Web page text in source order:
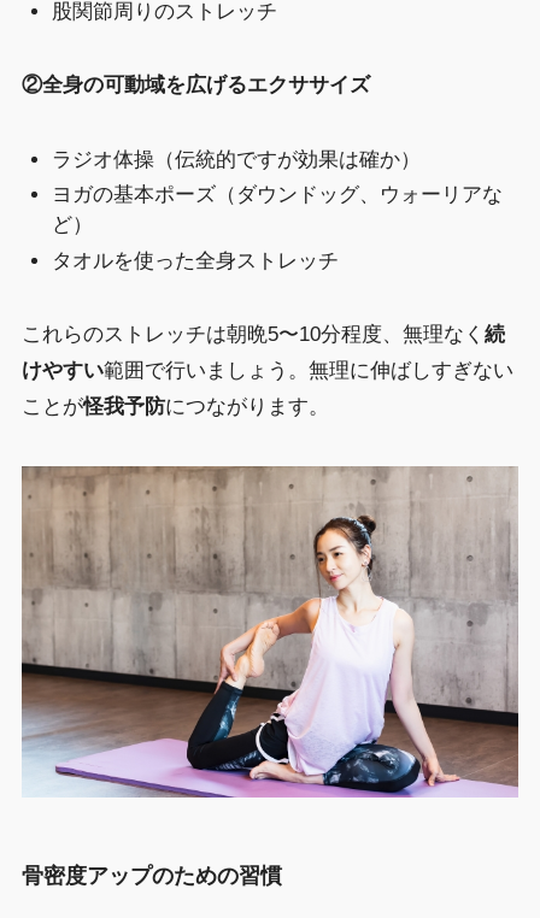
股関節周りのストレッチ
②全身の可動域を広げるエクササイズ
ラジオ体操（伝統的ですが効果は確か）
ヨガの基本ポーズ（ダウンドッグ、ウォーリアな
ど）
タオルを使った全身ストレッチ
これらのストレッチは朝晩5〜10分程度、無理なく 続
けやすい範囲で行いましょう。無理に伸ばしすぎない
ことが怪我予防につながります。
骨密度アップのための習慣